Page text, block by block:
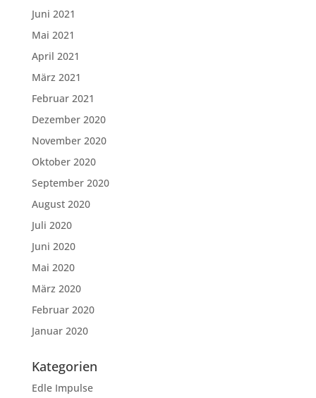
Juni 2021
Mai 2021
April 2021
März 2021
Februar 2021
Dezember 2020
November 2020
Oktober 2020
September 2020
August 2020
Juli 2020
Juni 2020
Mai 2020
März 2020
Februar 2020
Januar 2020
Kategorien
Edle Impulse